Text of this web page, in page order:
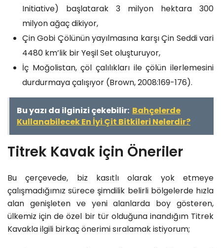
Initiative) başlatarak 3 milyon hektara 300
milyon ağaç dikiyor,
Çin Gobi Çölünün yayılmasına karşı Çin Seddi vari
4480 km’lik bir Yeşil Set oluşturuyor,
İç Moğolistan, çöl çalılıkları ile çölün ilerlemesini
durdurmaya çalışıyor (Brown, 2008:169-176).
Bu yazı da ilginizi çekebilir: Bahçelerde
Kullanabilecek En İyi Çit Bitkileri Nelerdir?
Titrek Kavak için Öneriler
Bu çerçevede, biz kasıtlı olarak yok etmeye
çalışmadığımız sürece şimdilik belirli bölgelerde hızla
alan genişleten ve yeni alanlarda boy gösteren,
ülkemiz için de özel bir tür olduğuna inandığım Titrek
Kavakla ilgili birkaç önerimi sıralamak istiyorum;